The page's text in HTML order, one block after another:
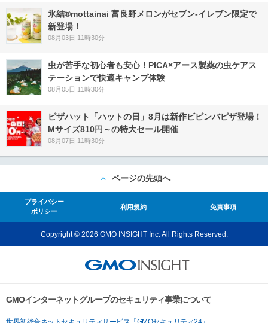
氷結®mottainai 富良野メロンがセブン‐イレブン限定で
新登場！
08月03日 11時30分
虫が苦手な初心者も安心！PICA×アース製薬の虫ケアス
テーションで快適キャンプ体験
08月05日 11時30分
ピザハット「ハットの日」8月は新作ビビンバピザ登場！
Mサイズ810円～の特大セール開催
08月07日 11時30分
ページの先頭へ
プライバシー
ポリシー
利用規約 免責事項
Copyright © 2026 GMO INSIGHT Inc. All Rights Reserved.
GMOインターネットグループのセキュリティ事業について